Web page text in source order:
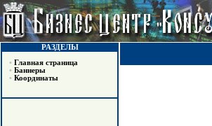
РАЗДЕЛЫ
• Главная страница
• Баннеры
• Координаты